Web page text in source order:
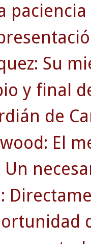
Su
y final
de
El
Un
: